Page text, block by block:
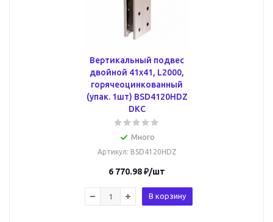
Вертикальный подвес
двойной 41х41, L2000,
горячеоцинкованный
(упак. 1шт) BSD4120HDZ
DKC
Много
Артикул: BSD4120HDZ
6 770.98₽/шт
В корзину